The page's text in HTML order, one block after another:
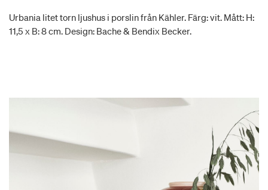
Urbania litet torn ljushus i porslin från Kähler. Färg: vit. Mått: H:
11,5 x B: 8 cm. Design: Bache & Bendix Becker.